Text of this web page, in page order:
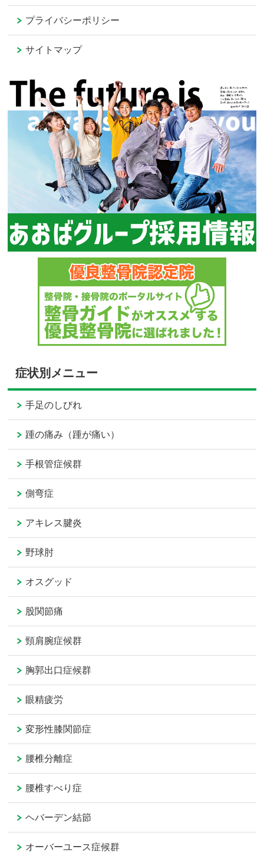
プライバシーポリシー
サイトマップ
症状別メニュー
手足のしびれ
踵の痛み（踵が痛い）
手根管症候群
側弯症
アキレス腱炎
野球肘
オスグッド
股関節痛
頸肩腕症候群
胸郭出口症候群
眼精疲労
変形性膝関節症
腰椎分離症
腰椎すべり症
ヘバーデン結節
オーバーユース症候群